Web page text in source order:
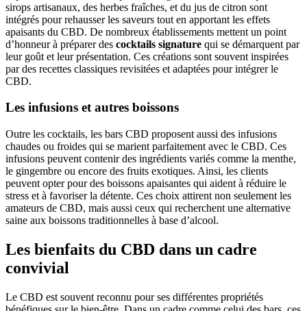
sirops artisanaux, des herbes fraîches, et du jus de citron sont
intégrés pour rehausser les saveurs tout en apportant les effets
apaisants du CBD. De nombreux établissements mettent un point
d’honneur à préparer des cocktails signature qui se démarquent par
leur goût et leur présentation. Ces créations sont souvent inspirées
par des recettes classiques revisitées et adaptées pour intégrer le
CBD.
Les infusions et autres boissons
Outre les cocktails, les bars CBD proposent aussi des infusions
chaudes ou froides qui se marient parfaitement avec le CBD. Ces
infusions peuvent contenir des ingrédients variés comme la menthe,
le gingembre ou encore des fruits exotiques. Ainsi, les clients
peuvent opter pour des boissons apaisantes qui aident à réduire le
stress et à favoriser la détente. Ces choix attirent non seulement les
amateurs de CBD, mais aussi ceux qui recherchent une alternative
saine aux boissons traditionnelles à base d’alcool.
Les bienfaits du CBD dans un cadre
convivial
Le CBD est souvent reconnu pour ses différentes propriétés